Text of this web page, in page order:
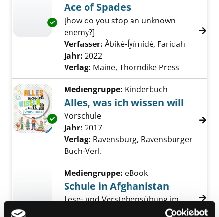
Exemplar-Details von Ace of Spades anzeigen
Ace of Spades
[how do you stop an unknown
enemy?]
Verfasser: Àbíké-Íyímídé, Faridah
Jahr: 2022
Verlag: Maine, Thorndike Press
Exemplar-Details von Alles, was ich wissen
Mediengruppe: Kinderbuch
Alles, was ich wissen will
Vorschule
Suche nach diesem Verfasser
Jahr: 2017
Verlag: Ravensburg, Ravensburger
Buch-Verl.
Mediengruppe: eBook
Schule in Afghanistan
Lese- und Verstehensübung im